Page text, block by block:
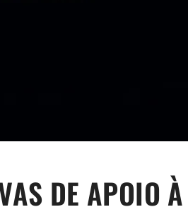
DE APOIO À